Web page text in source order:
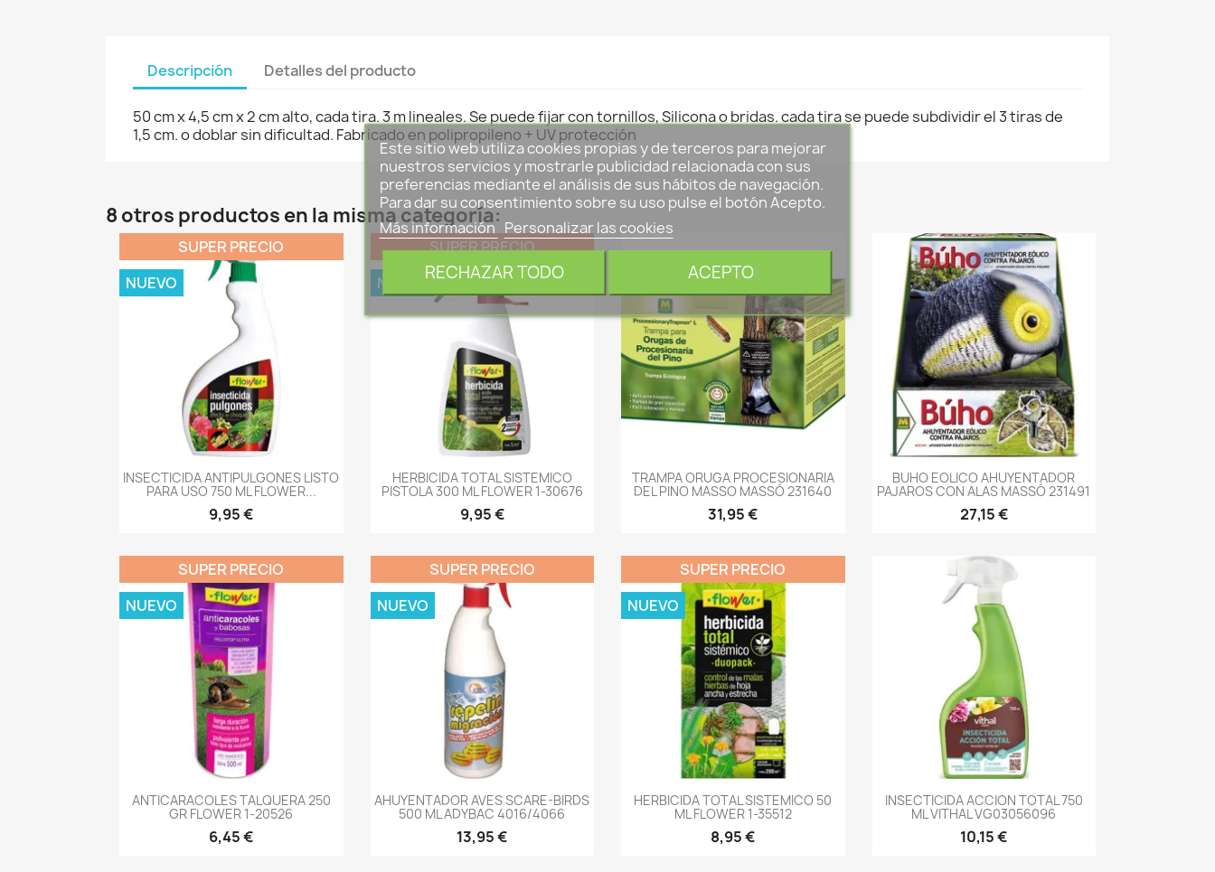
Descripción Detalles del producto
50 cm x 4,5 cm x 2 cm alto, cada tira. 3 m lineales. Se puede fijar con tornillos, Silicona o bridas. cada tira se puede subdividir el 3 tiras de
1,5 cm. o doblar sin dificultad. Fabricado en polipropileno + UV protección
8 otros productos en la misma categoría:
-->
INSECTICIDA ANTIPULGONES LISTO
PARA USO 750 ML FLOWER...
9,95 €
SUPER PRECIO
NUEVO
-->
HERBICIDA TOTAL SISTEMICO
PISTOLA 300 ML FLOWER 1-30676
9,95 €
SUPER PRECIO
NUEVO
-->
TRAMPA ORUGA PROCESIONARIA
DEL PINO MASSO MASSÓ 231640
31,95 €
-->
BUHO EOLICO AHUYENTADOR
PAJAROS CON ALAS MASSÓ 231491
27,15 €
-->
ANTICARACOLES TALQUERA 250
GR FLOWER 1-20526
6,45 €
SUPER PRECIO
NUEVO
-->
AHUYENTADOR AVES SCARE-BIRDS
500 ML ADYBAC 4016/4066
13,95 €
SUPER PRECIO
NUEVO
-->
HERBICIDA TOTAL SISTEMICO 50
ML FLOWER 1-35512
8,95 €
SUPER PRECIO
NUEVO
-->
INSECTICIDA ACCION TOTAL 750
ML VITHAL VG03056096
10,15 €
Este sitio web utiliza cookies propias y de terceros para mejorar
nuestros servicios y mostrarle publicidad relacionada con sus
preferencias mediante el análisis de sus hábitos de navegación.
Para dar su consentimiento sobre su uso pulse el botón Acepto.
Más información Personalizar las cookies
RECHAZAR TODO ACEPTO